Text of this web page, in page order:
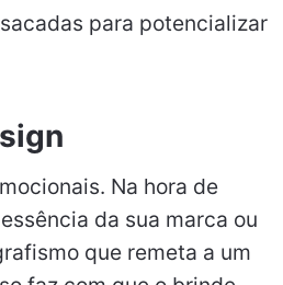
para potencializar
Na hora de
da sua marca ou
que remeta a um